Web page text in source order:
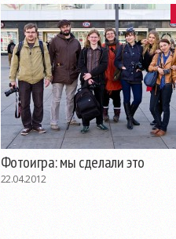
Фотоигра: мы сделали это
22.04.2012